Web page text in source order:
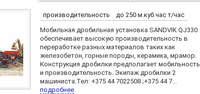
производительность
до 250 м.куб.час т/час
Мобильная дробильная установка SANDVIK QJ330
обеспечивает высокую производительность в
переработке разных материалов таких как
железобетон, горные породы, керамика, мрамор.
Конструкция дробилки предполагает мобильность
и производительность. Экипаж дробилки 2
машиниста.Тел: +375 44 7022508 ;+375 44 7...
подробнее